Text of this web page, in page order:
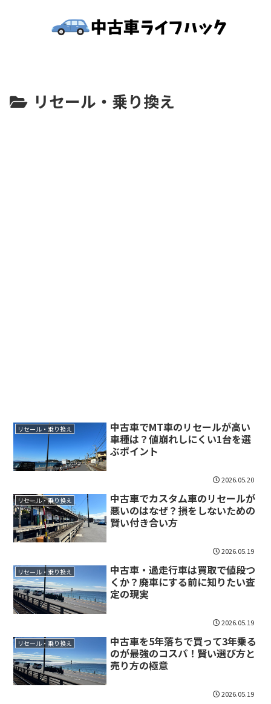
リセール・乗り換え
リセール・乗り換え
中古車でMT車のリセールが高い
車種は？値崩れしにくい1台を選
ぶポイント
2026.05.20
リセール・乗り換え
中古車でカスタム車のリセールが
悪いのはなぜ？損をしないための
賢い付き合い方
2026.05.19
リセール・乗り換え
中古車・過走行車は買取で値段つ
くか？廃車にする前に知りたい査
定の現実
2026.05.19
リセール・乗り換え
中古車を5年落ちで買って3年乗る
のが最強のコスパ！賢い選び方と
売り方の極意
2026.05.19